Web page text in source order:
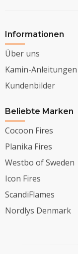
Informationen
Über uns
Kamin-Anleitungen
Kundenbilder
Beliebte Marken
Cocoon Fires
Planika Fires
Westbo of Sweden
Icon Fires
ScandiFlames
Nordlys Denmark